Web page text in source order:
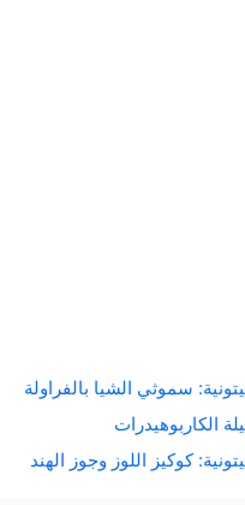
سموثي الشيا بالفراولة
الكاربوهيدرات
كوكيز اللوز وجوز الهند